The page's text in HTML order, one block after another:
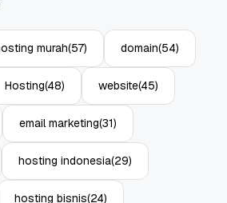
murah(57) domain(54)
Hosting(48) website(45)
email marketing(31)
hosting indonesia(29)
hosting bisnis(24)